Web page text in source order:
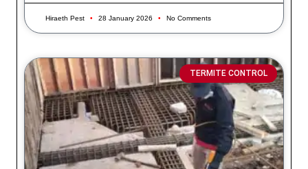
Hiraeth Pest 28 January 2026 No Comments
TERMITE CONTROL